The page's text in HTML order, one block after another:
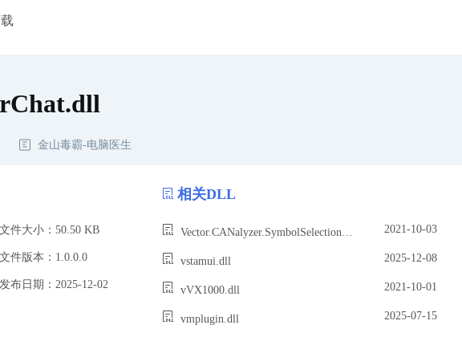
下载,VariableFreqMotorChat.dll修复
金山毒霸-电脑医生
文件大小：50.50 KB
文件版本：1.0.0.0
发布日期：2025-12-02
相关DLL
Vector.CANalyzer.SymbolSelectionListBox.Ifc.dll 2021-10-03
vstamui.dll 2025-12-08
vVX1000.dll 2021-10-01
vmplugin.dll 2025-07-15